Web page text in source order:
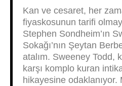
Kan ve cesaret, her
fiyaskosunun tarifi
Stephen Sondheim’ın
Sokağı’nın Şeytan
atalım. Sweeney Todd,
karşı komplo kuran
hikayesine odaklanıyor.